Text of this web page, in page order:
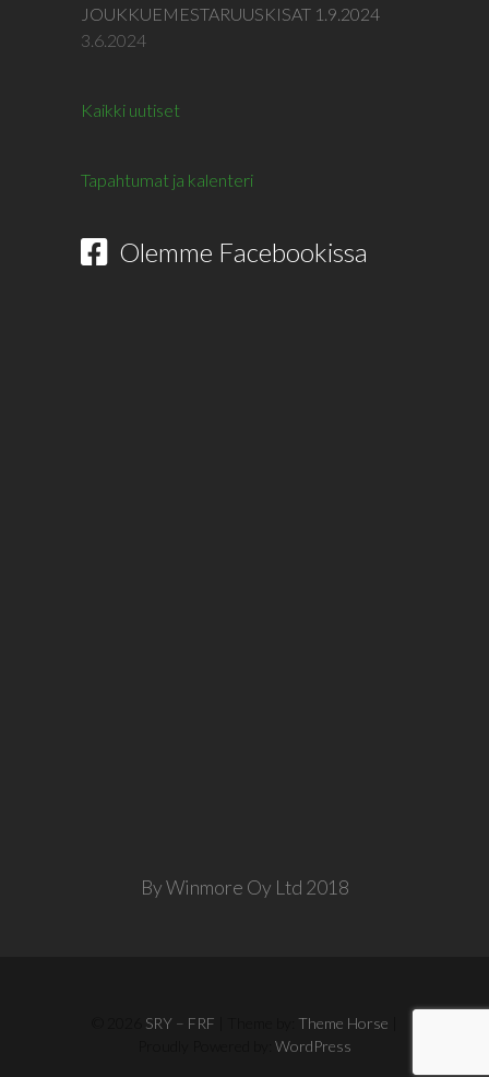
JOUKKUEMESTARUUSKISAT 1.9.2024
3.6.2024
Kaikki uutiset
Tapahtumat ja kalenteri
Olemme Facebookissa
By Winmore Oy Ltd 2018
SRY – FRF Theme Horse
WordPress